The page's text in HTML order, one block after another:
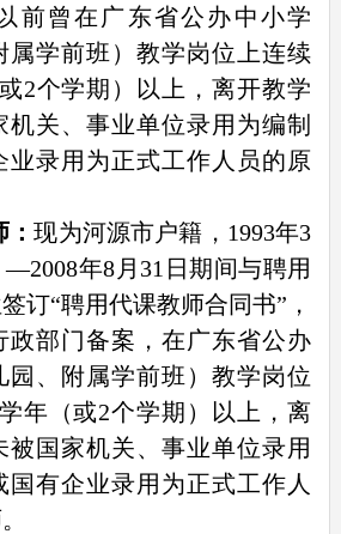
前曾在广东省公办中小学
属学前班）教学岗位上连续
2个学期）以上，离开教学
机关、事业单位录用为编制
业录用为正式工作人员的原
：现为河源市户籍，1993年3
—2008年8月31日期间与聘用
订“聘用代课教师合同书”，
政部门备案，在广东省公办
园、附属学前班）教学岗位
年（或2个学期）以上，离
被国家机关、事业单位录用
国有企业录用为正式工作人